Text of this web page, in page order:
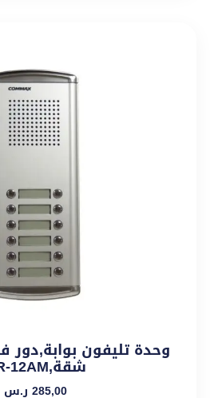
شقة,DR-12AM
285,00 ر.س